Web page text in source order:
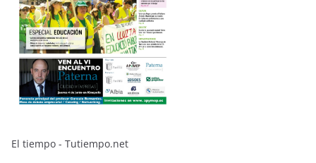
El tiempo - Tutiempo.net